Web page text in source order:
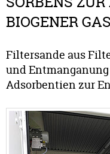
BIOGENER
Filtersande aus
und
Adsorbentien zur